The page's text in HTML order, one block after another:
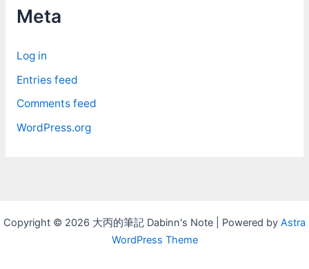
i
e
Meta
Log in
Entries feed
Comments feed
WordPress.org
Copyright © 2026 大丙的筆記 Dabinn's Note | Powered by Astra
WordPress Theme